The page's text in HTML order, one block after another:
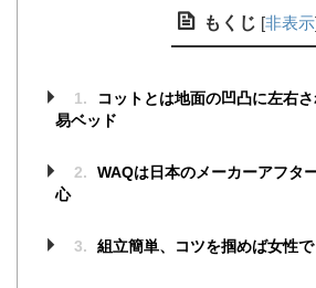
もくじ [非表示
1.
コットとは地面の凹凸に左右
易ベッド
2.
WAQは日本のメーカーアフタ
心
3. 組立簡単、コツを掴めば女性